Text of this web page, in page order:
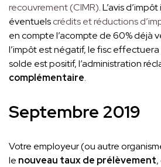
recouvrement (CIMR). L’avis
éventuelscrédits et réductions
en compte l’acompte de 60% déjà
l’impôt est négatif, le fisc effectuera
solde est positif, l’administration
complémentaire.
Septembre 2019
Votre employeur (ou autre
le nouveau taux de prélèvement